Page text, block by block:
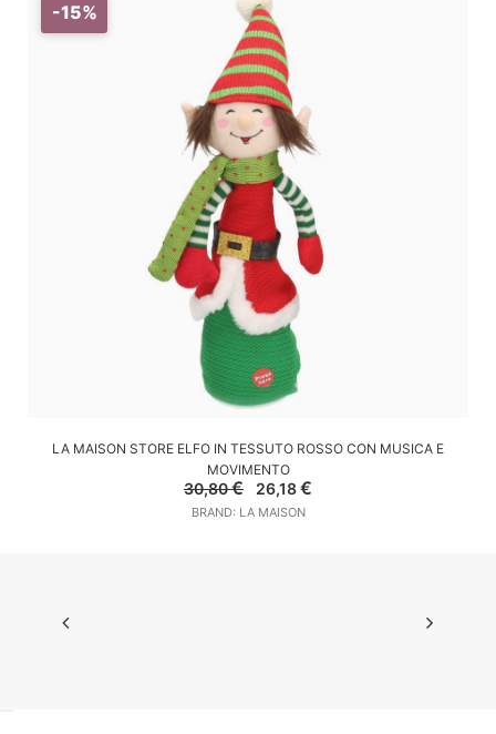
-15%
AGGIUNGI AL CARRELLO
LA MAISON STORE ELFO IN TESSUTO ROSSO CON MUSICA E
MOVIMENTO
30,80€
Il
prezzo
originale
26,18€Il
BRAND: LA MAISON